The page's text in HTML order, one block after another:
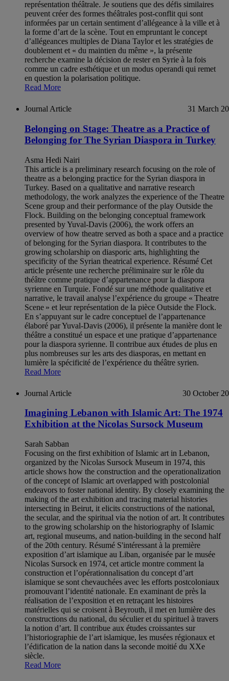
représentation théâtrale. Je soutiens que des défis similaires
peuvent créer des formes théâtrales post-conflit qui sont
informées par un certain sentiment d’allégeance à la ville et à
la forme d’art de la scène. Tout en empruntant le concept
d’allégeances multiples de Diana Taylor et les stratégies de
doublement et « du maintien du même », la présente
recherche examine la décision de rester en Syrie à la fois
comme un cadre esthétique et un modus operandi qui remet
en question la polarisation politique.
Read More
Journal Article 31 March
Belonging on Stage: Theatre as a Practice of
Belonging for The Syrian Diaspora in Turkey
Asma Hedi Nairi
This article is a preliminary research focusing on the role of
theatre as a belonging practice for the Syrian diaspora in
Turkey. Based on a qualitative and narrative research
methodology, the work analyzes the experience of the Theatre
Scene group and their performance of the play Outside the
Flock. Building on the belonging conceptual framework
presented by Yuval-Davis (2006), the work offers an
overview of how theatre served as both a space and a practice
of belonging for the Syrian diaspora. It contributes to the
growing scholarship on diasporic arts, highlighting the
specificity of the Syrian theatrical experience. Résumé Cet
article présente une recherche préliminaire sur le rôle du
théâtre comme pratique d’appartenance pour la diaspora
syrienne en Turquie. Fondé sur une méthode qualitative et
narrative, le travail analyse l’expérience du groupe « Theatre
Scene » et leur représentation de la pièce Outside the Flock.
En s’appuyant sur le cadre conceptuel de l’appartenance
élaboré par Yuval-Davis (2006), il présente la manière dont le
théâtre a constitué un espace et une pratique d’appartenance
pour la diaspora syrienne. Il contribue aux études de plus en
plus nombreuses sur les arts des diasporas, en mettant en
lumière la spécificité de l’expérience du théâtre syrien.
Read More
Journal Article 30 October
Imagining Lebanon with Islamic Art: The 1974
Exhibition at the Nicolas Sursock Museum
Sarah Sabban
Focusing on the first exhibition of Islamic art in Lebanon,
organized by the Nicolas Sursock Museum in 1974, this
article shows how the construction and the operationalization
of the concept of Islamic art overlapped with postcolonial
endeavors to foster national identity. By closely examining the
making of the art exhibition and tracing material histories
intersecting in Beirut, it elicits constructions of the national,
the secular, and the spiritual via the notion of art. It contributes
to the growing scholarship on the historiography of Islamic
art, regional museums, and nation-building in the second half
of the 20th century. Résumé S'intéressant à la première
exposition d’art islamique au Liban, organisée par le musée
Nicolas Sursock en 1974, cet article montre comment la
construction et l’opérationnalisation du concept d’art
islamique se sont chevauchées avec les efforts postcoloniaux
promouvant l’identité nationale. En examinant de près la
réalisation de l’exposition et en retraçant les histoires
matérielles qui se croisent à Beyrouth, il met en lumière des
constructions du national, du séculier et du spirituel à travers
la notion d’art. Il contribue aux études croissantes sur
l’historiographie de l’art islamique, les musées régionaux et
l’édification de la nation dans la seconde moitié du XXe
siècle.
Read More